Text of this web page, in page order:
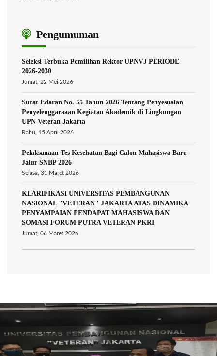
Pengumuman
Seleksi Terbuka Pemilihan Rektor UPNVJ PERIODE
2026-2030
Jumat, 22 Mei 2026
Surat Edaran No. 55 Tahun 2026 Tentang Penyesuaian
Penyelenggaraaan Kegiatan Akademik di Lingkungan
UPN Veteran Jakarta
Rabu, 15 April 2026
Pelaksanaan Tes Kesehatan Bagi Calon Mahasiswa Baru
Jalur SNBP 2026
Selasa, 31 Maret 2026
KLARIFIKASI UNIVERSITAS PEMBANGUNAN
NASIONAL "VETERAN" JAKARTA ATAS DINAMIKA
PENYAMPAIAN PENDAPAT MAHASISWA DAN
SOMASI FORUM PUTRA VETERAN PKRI
Jumat, 06 Maret 2026